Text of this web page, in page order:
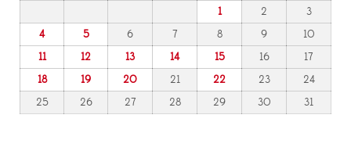
1 2
3
4
5 6 7 8 9
10
11
12 13 14 15 16
17
18
19 20 21 22 23
24
25
26 27 28 29 30 31